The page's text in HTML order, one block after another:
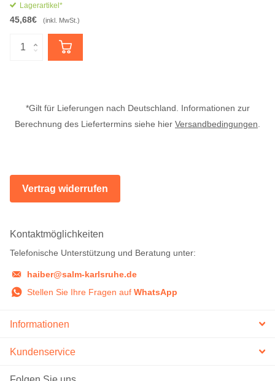
Lagerartikel*
45,68€ (inkl. MwSt.)
*Gilt für Lieferungen nach Deutschland. Informationen zur
Berechnung des Liefertermins siehe hier Versandbedingungen.
Vertrag widerrufen
Kontaktmöglichkeiten
Telefonische Unterstützung und Beratung unter:
haiber@salm-karlsruhe.de
Stellen Sie Ihre Fragen auf WhatsApp
Informationen
Kundenservice